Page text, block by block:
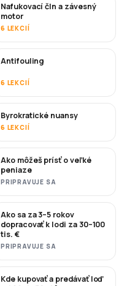
Nafukovací čln a závesný
motor
6 LEKCIÍ
ČOSKORO
Antifouling
6 LEKCIÍ
Byrokratické nuansy
6 LEKCIÍ
ČOSKORO
Ako môžeš prísť o veľké
peniaze
PRIPRAVUJE SA
NOVÉ
Ako sa za 3–5 rokov
dopracovať k lodi za 30–100
tis. €
PRIPRAVUJE SA
ČOSKORO
Kde kupovať a predávať loď